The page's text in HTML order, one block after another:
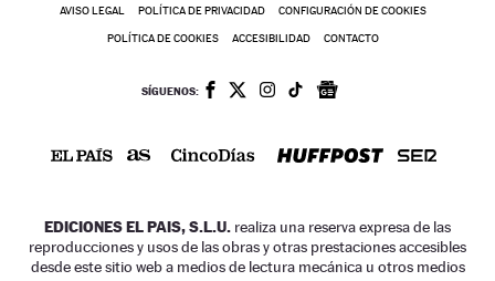
AVISO LEGAL POLÍTICA DE PRIVACIDAD CONFIGURACIÓN DE COOKIES
POLÍTICA DE COOKIES ACCESIBILIDAD CONTACTO
SÍGUENOS:
EDICIONES EL PAIS, S.L.U. realiza una reserva expresa de las
reproducciones y usos de las obras y otras prestaciones accesibles
desde este sitio web a medios de lectura mecánica u otros medios